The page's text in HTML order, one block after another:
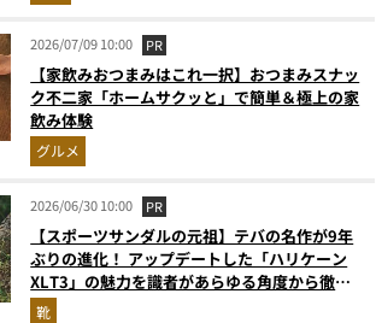
2026/07/09 10:00 PR
【家飲みおつまみはこれ一択】おつまみスナッ
ク不二家「ホームサクッと」で簡単＆極上の家
飲み体験
グルメ
2026/06/30 10:00 PR
【スポーツサンダルの元祖】テバの名作が9年
ぶりの進化！ アップデートした「ハリケーン
XLT3」の魅力を識者があらゆる角度から徹底
解説！
靴